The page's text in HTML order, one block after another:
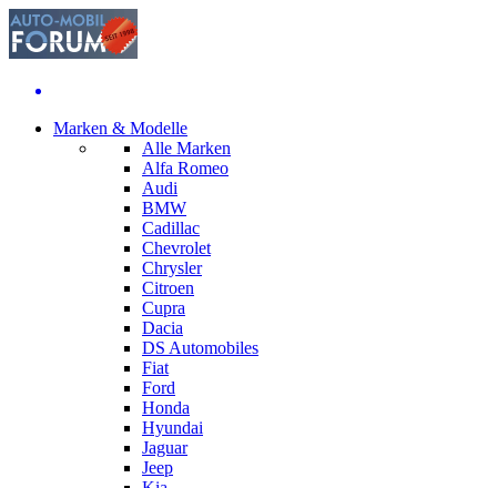
Marken & Modelle
Alle Marken
Alfa Romeo
Audi
BMW
Cadillac
Chevrolet
Chrysler
Citroen
Cupra
Dacia
DS Automobiles
Fiat
Ford
Honda
Hyundai
Jaguar
Jeep